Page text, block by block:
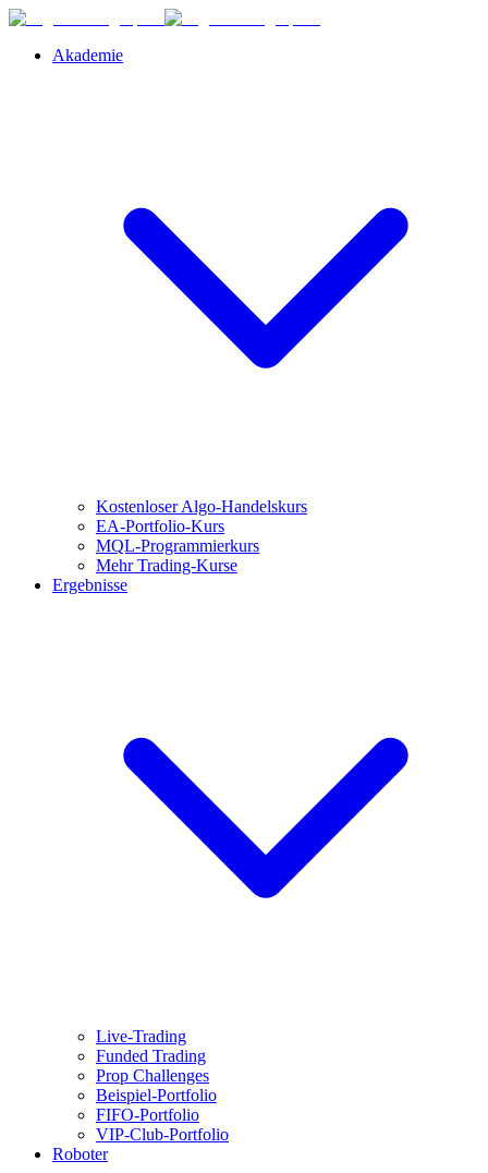
Akademie
Kostenloser Algo-Handelskurs
EA-Portfolio-Kurs
MQL-Programmierkurs
Mehr Trading-Kurse
Ergebnisse
Live-Trading
Funded Trading
Prop Challenges
Beispiel-Portfolio
FIFO-Portfolio
VIP-Club-Portfolio
Roboter